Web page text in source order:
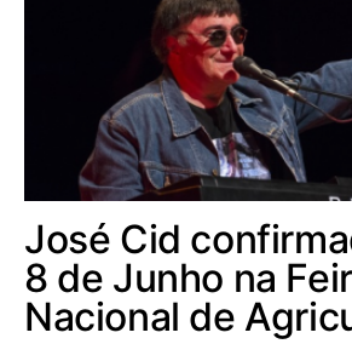
José Cid
8 de Junho na
Nacional de